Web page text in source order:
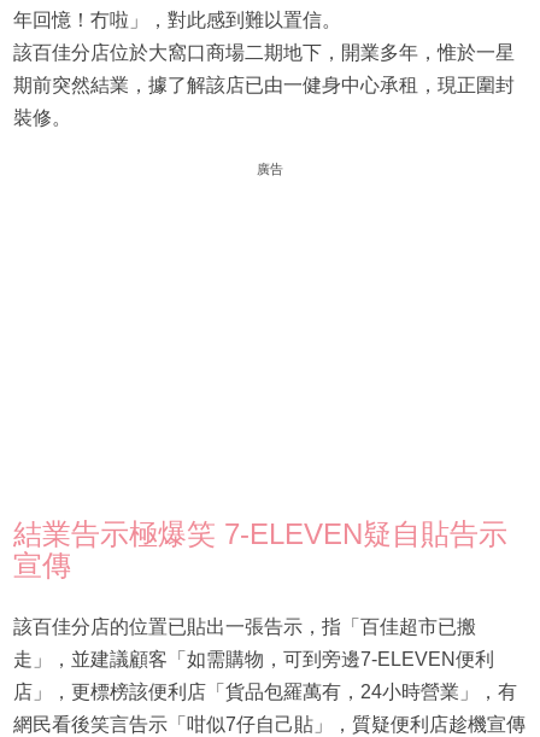
年回憶！冇啦」，對此感到難以置信。
該百佳分店位於大窩口商場二期地下，開業多年，惟於一星
期前突然結業，據了解該店已由一健身中心承租，現正圍封
裝修。
廣告
結業告示極爆笑 7-ELEVEN疑自貼告示
宣傳
該百佳分店的位置已貼出一張告示，指「百佳超市已搬
走」，並建議顧客「如需購物，可到旁邊7-ELEVEN便利
店」，更標榜該便利店「貨品包羅萬有，24小時營業」，有
網民看後笑言告示「咁似7仔自己貼」，質疑便利店趁機宣傳